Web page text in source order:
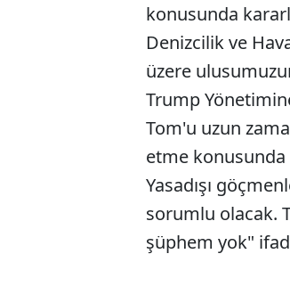
konusunda
Denizcilik ve
üzere
Trump
Tom'u uzun
etme konusunda
Yasadışı
sorumlu olacak.
şüphem yok"